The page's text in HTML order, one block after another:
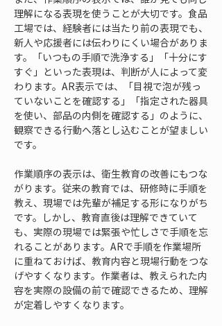
理解になる表現を使うことが大切です。食品
工場では、経験者には当たり前の表現でも、
新人や応援者には伝わりにくい場合がありま
す。「いつもの手順で洗浄する」「十分にす
すぐ」といった表現は、判断が人によって変
わります。AR表示では、「目視で泡が残っ
ていないことを確認する」「指定された器具
を使い、部品の内側を確認する」のように、
観察できる行動へ落とし込むことが望ましい
です。
作業順序の表示は、衛生教育の改善にもつな
がります。従来の教育では、研修時に手順を
教え、現場では先輩が補足する形になりがち
です。しかし、教育直後は理解できていて
も、実際の現場では緊張や忙しさで手順を忘
れることがあります。ARで手順を作業場所
に重ねておけば、教育内容と現場行動をつな
げやすくなります。作業者は、教えられた内
容を実際の設備の前で確認できるため、理解
が定着しやすくなります。